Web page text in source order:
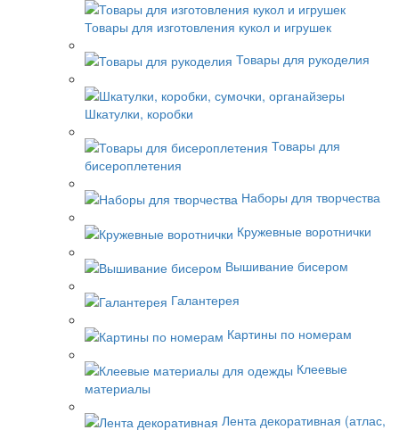
Товары для изготовления кукол и игрушек
Товары для рукоделия
Шкатулки, коробки
Товары для
бисероплетения
Наборы для творчества
Кружевные воротнички
Вышивание бисером
Галантерея
Картины по номерам
Клеевые
материалы
Лента декоративная (атлас,